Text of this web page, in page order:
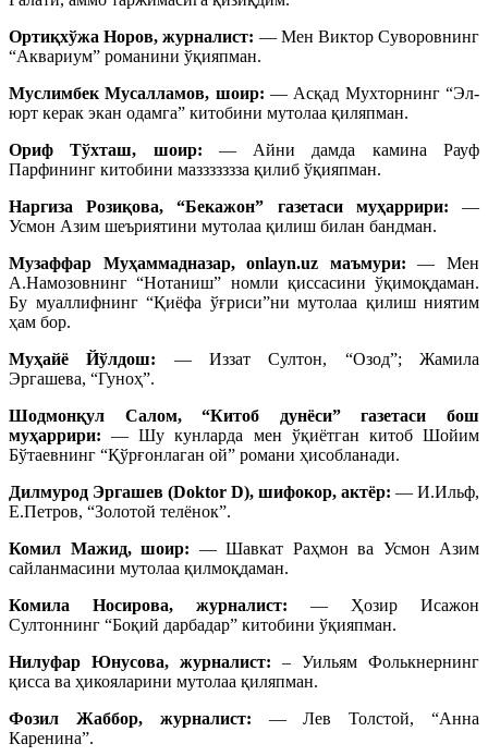
Ортиқхўжа Норов, журналист: — Мен Виктор Суворовнинг
“Аквариум” романини ўқияпман.
Муслимбек Мусалламов, шоир: — Асқад Мухторнинг “Эл-
юрт керак экан одамга” китобини мутолаа қиляпман.
Ориф Тўхташ, шоир: — Айни дамда камина Рауф
Парфининг китобини маззззззза қилиб ўқияпман.
Наргиза Розиқова, “Бекажон” газетаси муҳаррири: —
Усмон Азим шеъриятини мутолаа қилиш билан бандман.
Музаффар Муҳаммадназар, onlayn.uz маъмури: — Мен
А.Намозовнинг “Нотаниш” номли қиссасини ўқимоқдаман.
Бу муаллифнинг “Қиёфа ўғриси”ни мутолаа қилиш ниятим
ҳам бор.
Муҳайё Йўлдош: — Иззат Султон, “Озод”; Жамила
Эргашева, “Гуноҳ”.
Шодмонқул Салом, “Китоб дунёси” газетаси бош
муҳаррири: — Шу кунларда мен ўқиётган китоб Шойим
Бўтаевнинг “Қўрғонлаган ой” романи ҳисобланади.
Дилмурод Эргашев (Doktor D), шифокор, актёр: — И.Ильф,
Е.Петров, “Золотой телёнок”.
Комил Мажид, шоир: — Шавкат Раҳмон ва Усмон Азим
сайланмасини мутолаа қилмоқдаман.
Комила Носирова, журналист: — Ҳозир Исажон
Султоннинг “Боқий дарбадар” китобини ўқияпман.
Нилуфар Юнусова, журналист: – Уильям Фолькнернинг
қисса ва ҳикояларини мутолаа қиляпман.
Фозил Жаббор, журналист: — Лев Толстой, “Анна
Каренина”.